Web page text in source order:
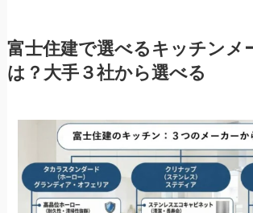
富士住建で選べるキッチンメ
は？大手３社から選べる